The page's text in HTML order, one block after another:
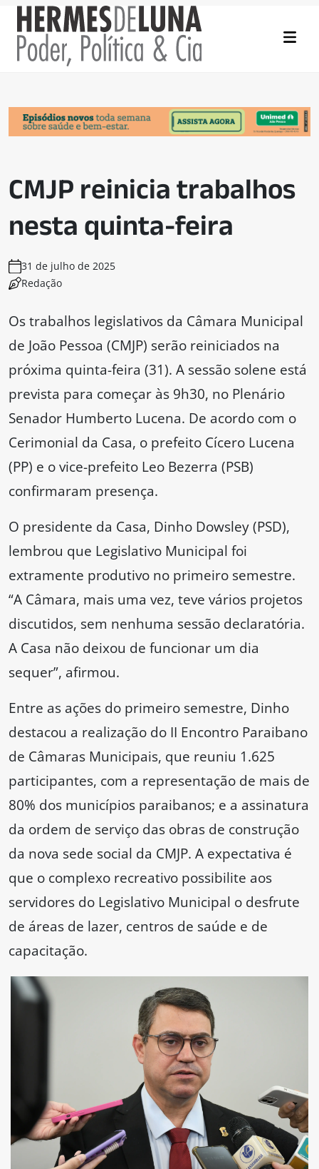
CMJP reinicia trabalhos
nesta quinta-feira
31 de julho de 2025
Redação
Os trabalhos legislativos da Câmara Municipal
de João Pessoa (CMJP) serão reiniciados na
próxima quinta-feira (31). A sessão solene está
prevista para começar às 9h30, no Plenário
Senador Humberto Lucena. De acordo com o
Cerimonial da Casa, o prefeito Cícero Lucena
(PP) e o vice-prefeito Leo Bezerra (PSB)
confirmaram presença.
O presidente da Casa, Dinho Dowsley (PSD),
lembrou que Legislativo Municipal foi
extramente produtivo no primeiro semestre.
“A Câmara, mais uma vez, teve vários projetos
discutidos, sem nenhuma sessão declaratória.
A Casa não deixou de funcionar um dia
sequer”, afirmou.
Entre as ações do primeiro semestre, Dinho
destacou a realização do II Encontro Paraibano
de Câmaras Municipais, que reuniu 1.625
participantes, com a representação de mais de
80% dos municípios paraibanos; e a assinatura
da ordem de serviço das obras de construção
da nova sede social da CMJP. A expectativa é
que o complexo recreativo possibilite aos
servidores do Legislativo Municipal o desfrute
de áreas de lazer, centros de saúde e de
capacitação.